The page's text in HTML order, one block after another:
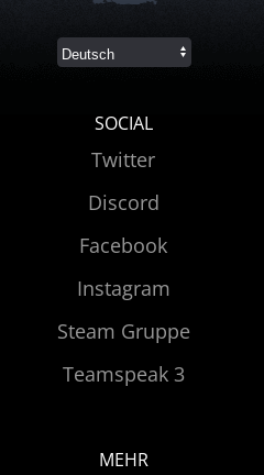
SOCIAL
Twitter
Discord
Facebook
Instagram
Steam Gruppe
Teamspeak 3
MEHR